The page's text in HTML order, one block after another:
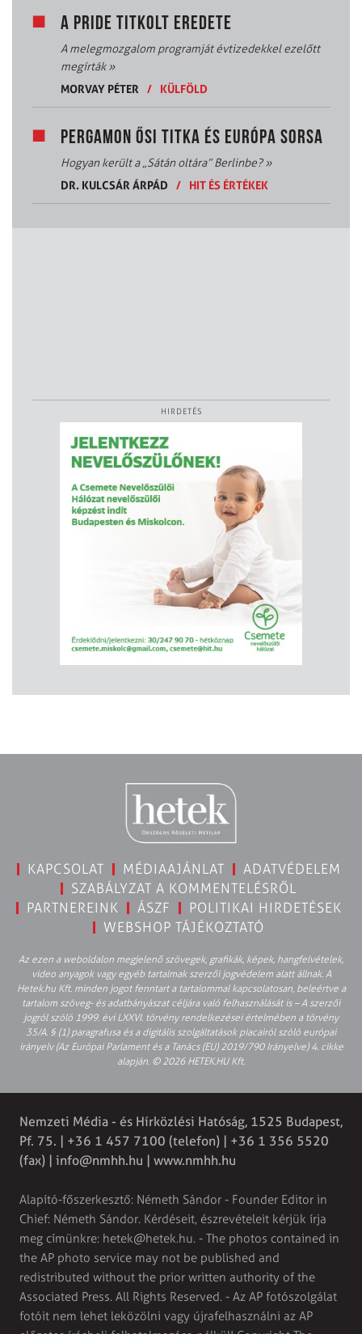
A PRIDE TITKOLT EREDETE
A melegmozgalom programját évtizedekkel ezelőtt
megírták»
MORVAY PÉTER
/ KÜLFÖLD
PERGAMON ŐSI TITKA ÉS EURÓPA SORSA
Hogyan került a „Sátán oltára” Berlinbe?»
DR. KULCSÁR ÁRPÁD
/ HIT ÉS ÉRTÉKEK
HIRDETÉS
KAPCSOLAT MÉDIAAJÁNLAT
ADATVÉDELEM
SZABÁLYZAT A KOMMENTELÉSRŐL
PARTNEREINK
ÁSZF
POLITIKAI HIRDETÉSEK
WEBSHOP TÁJÉKOZTATÓ
Az ezen a weboldalon megjelenő szövegek, grafikák, képek, hangfelvételek,
video anyagok vagy egyéb tartalmak szerzői jogvédelem alatt állnak. A
Hetek.hu Kft. minden jogot fenntart a tartalommal kapcsolatosan, beleértve a
tartalom szöveg- és adatbányászat céljára való felhasználását is – A szerzői
jogról szóló 1999. évi LXXVI. törvény rendelkezései értelmében a törvény
35/A. § (1) paragrafusa és a digitális szolgáltatások piacairól szóló európai
irányelv (Az Európai Parlament és a Tanács (EU) 2019/790 Irányelve) 4. cikke
alapján. © 2026 HETEK.HU Kft.
Nemzeti Média - és Hírközlési Hatóság, 1525 Budapest,
Pf. 75. | +36 1 457 7100 (telefon) | +36 1 356 5520
(fax) | info@nmhh.hu | www.nmhh.hu
Alapító-főszerkesztő: Németh Sándor - Founder Editor in
Chief: Németh Sándor. Kérdéseit, észrevételeit kérjük írja
meg címünkre: hetek@hetek.hu. - The photos contained in
the AP photo service may not be published and
redistributed without the prior written authority of the
Associated Press. All Rights Reserved. - Az AP fotószolgálat
fotóit nem lehet leközölni vagy újrafelhasználni az AP